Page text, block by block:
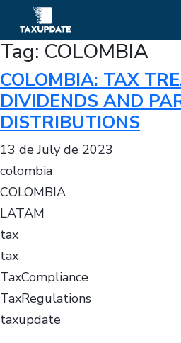
Tag: COLOMBIA
COLOMBIA: TAX
DIVIDENDS AND
DISTRIBUTIONS
13 de July de 2023
colombia
COLOMBIA
LATAM
tax
tax
TaxCompliance
TaxRegulations
taxupdate